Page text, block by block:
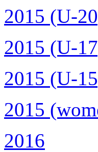
2015 (U-
2015 (U-
2015 (U-
2015
2016